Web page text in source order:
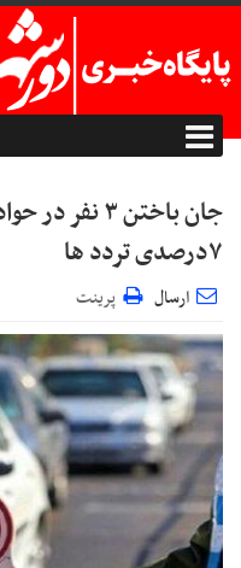
جان باختن ۳
۷درصدی تردد ها
ارسال پرینت